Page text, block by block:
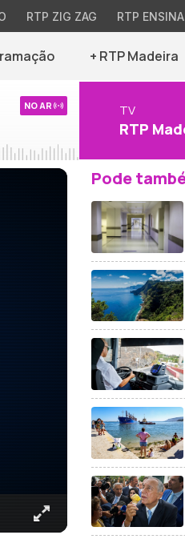
RTP ZIG ZAG RTP ENSINA
+ RTP Madeira
NO AR TV
RTP
Pode